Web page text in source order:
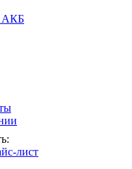
АКБ
лист
wa-
ad/3d/07/
of non-object in
wa-
ad/3d/07/